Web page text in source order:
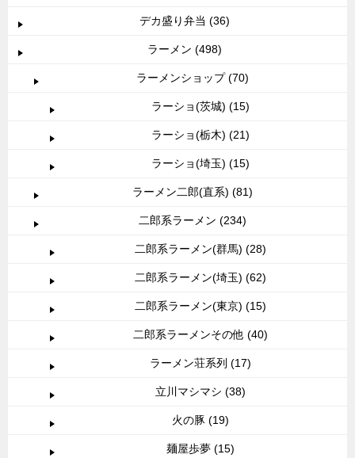
デカ盛り弁当 (36)
ラーメン (498)
ラーメンショップ (70)
ラーショ(茨城) (15)
ラーショ(栃木) (21)
ラーショ(埼玉) (15)
ラーメン二郎(直系) (81)
二郎系ラーメン (234)
二郎系ラーメン(群馬) (28)
二郎系ラーメン(埼玉) (62)
二郎系ラーメン(東京) (15)
二郎系ラーメンその他 (40)
ラーメン荘系列 (17)
立川マシマシ (38)
火の豚 (19)
麺屋歩夢 (15)